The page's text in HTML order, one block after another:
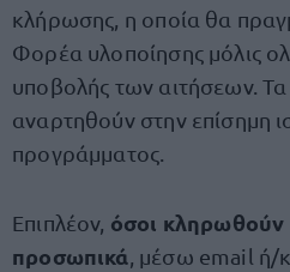
κλήρωσης, η οποία θα
Φορέα υλοποίησης μόλις
υποβολής των αιτήσεων.
αναρτηθούν στην επίσημη
προγράμματος.
Επιπλέον, όσοι
προσωπικά , μέσω email ή/